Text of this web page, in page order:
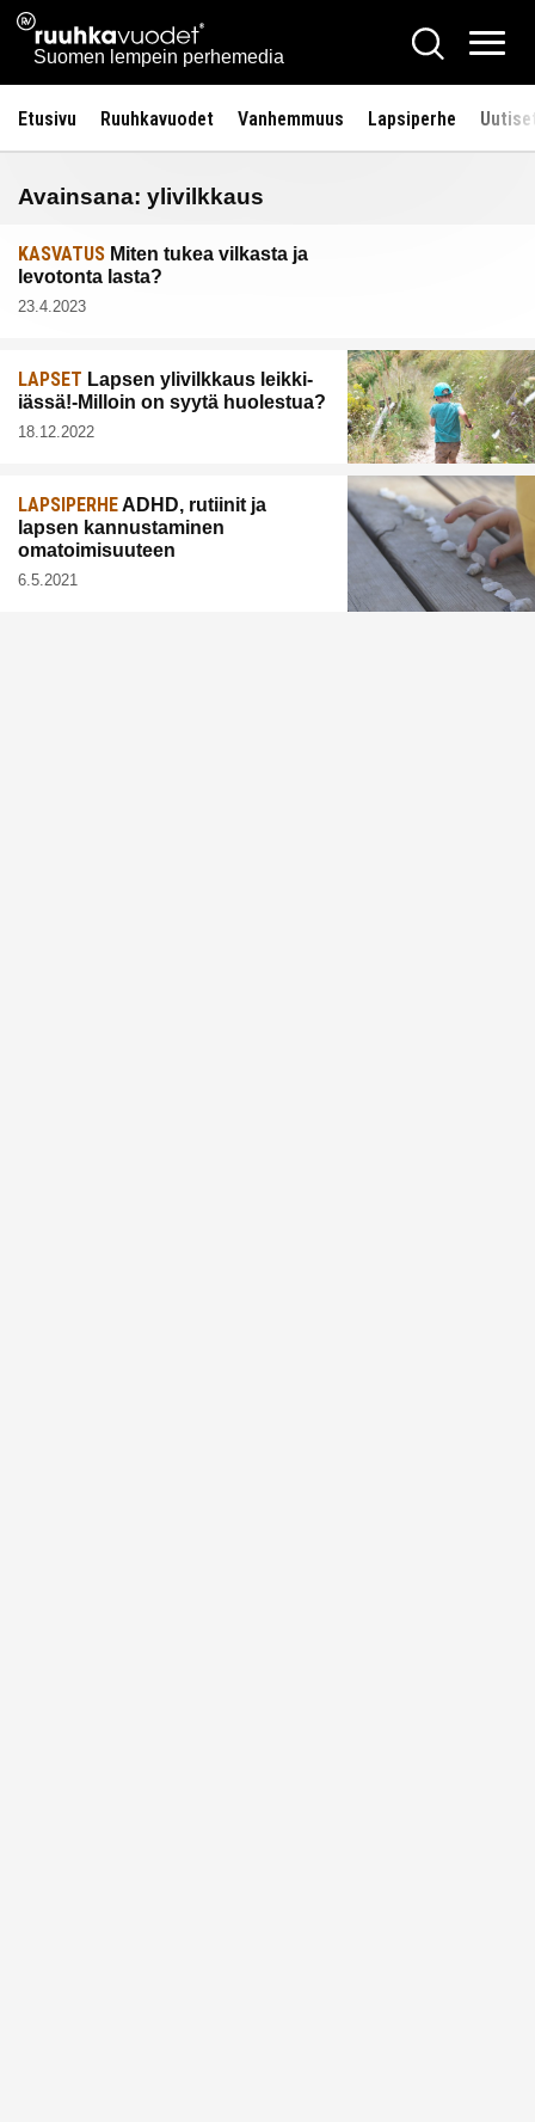
Siirry
sisältöön
Ruuhkavuodet.fi
Suomen lempein perhemedia
Hae
Etusivu Ruuhkavuodet Vanhemmuus Lapsiperhe
Avainsana: ylivilkkaus
KASVATUS Miten tukea vilkasta ja
levotonta lasta?
23.4.2023
LAPSET Lapsen ylivilkkaus leikki-
iässä!-Milloin on syytä huolestua?
18.12.2022
LAPSIPERHEADHD, rutiinit ja
lapsen kannustaminen
omatoimisuuteen
6.5.2021